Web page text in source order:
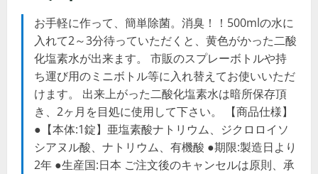
お手軽に作って、簡単除菌。消臭！！500mlの水に
入れて2～3分待っていただくと、黄色がかった二酸
化塩素水が出来ます。 市販のスプレーボトルや持
ち運び用のミニボトル等に入れ替えてお使いいただ
けます。 出来上がった二酸化塩素水は暗所保存頂
き、2ヶ月を目処に使用して下さい。 【商品仕様】
●【本体:1錠】亜塩素酸ナトリウム、ジクロロイソ
シアヌル酸、ナトリウム、有機酸 ●期限:製造日より
2年 ●生産国:日本 ご注文後のキャンセルは原則、承